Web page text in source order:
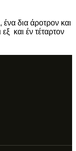
ένα δια άροτρον και
και έν τέταρτον